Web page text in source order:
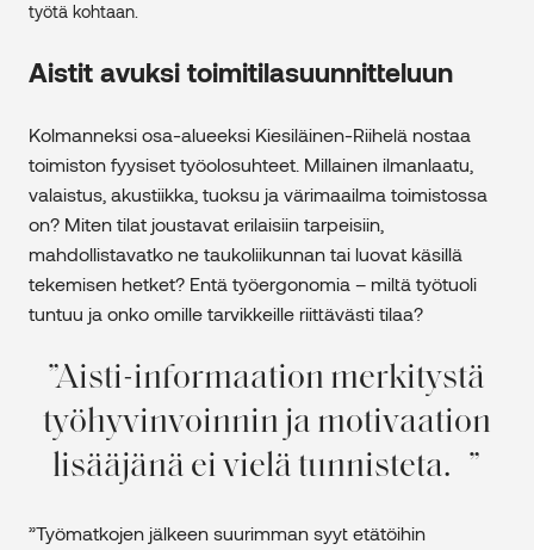
työtä kohtaan.
Aistit avuksi toimitilasuunnitteluun
Kolmanneksi osa-alueeksi Kiesiläinen-Riihelä nostaa
toimiston fyysiset työolosuhteet. Millainen ilmanlaatu,
valaistus, akustiikka, tuoksu ja värimaailma toimistossa
on? Miten tilat joustavat erilaisiin tarpeisiin,
mahdollistavatko ne taukoliikunnan tai luovat käsillä
tekemisen hetket? Entä työergonomia – miltä työtuoli
tuntuu ja onko omille tarvikkeille riittävästi tilaa?
Aisti-informaation merkitystä
työhyvinvoinnin ja motivaation
lisääjänä ei vielä tunnisteta.
”Työmatkojen jälkeen suurimman syyt etätöihin